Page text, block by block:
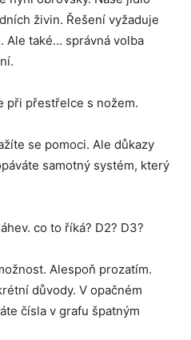
živin. Řešení vyžaduje
Ale také… správná volba
při přestřelce s nožem.
se pomoci. Ale důkazy
samotný systém, který
co to říká? D2? D3?
Alespoň prozatím.
důvody. V opačném
čísla v grafu špatným